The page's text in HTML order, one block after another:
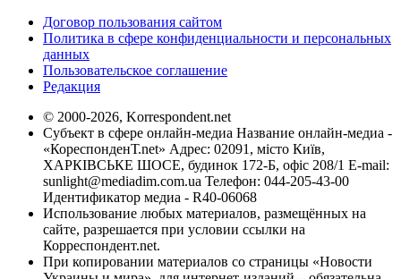
Договор пользования сайтом
Политика в сфере конфиденциальности и персональных
данных
Пользовательское соглашение
Редакция
© 2000-2026, Korrespondent.net
Субъект в сфере онлайн-медиа Название онлайн-медиа -
«КореспонденТ.net» Адрес: 02091, місто Київ,
ХАРКІВСЬКЕ ШОСЕ, будинок 172-Б, офіс 208/1 E-mail:
sunlight@mediadim.com.ua Телефон: 044-205-43-00
Идентификатор медиа - R40-06068
Использование любых материалов, размещённых на
сайте, разрешается при условии ссылки на
Корреспондент.net.
При копировании материалов со страницы «Новости